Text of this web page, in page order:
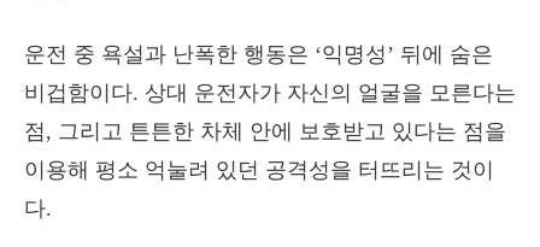
운전 중 욕설과 난폭한 행동은 ‘익명성’ 뒤에 숨은
비겁함이다. 상대 운전자가 자신의 얼굴을 모른다는
점, 그리고 튼튼한 차체 안에 보호받고 있다는 점을
이용해 평소 억눌려 있던 공격성을 터뜨리는 것이
다.